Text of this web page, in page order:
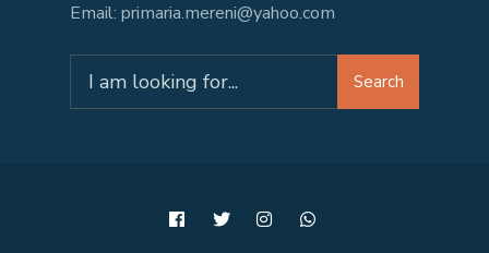
Email: primaria.mereni@yahoo.com
for:
Search